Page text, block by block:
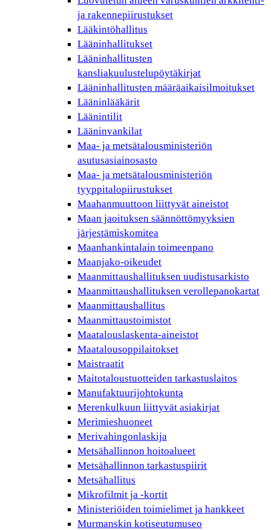
ja rakennepiirustukset
Lääkintöhallitus
Lääninhallitukset
Lääninhallitusten
kansliakuulustelupöytäkirjat
Lääninhallitusten määräaikaisilmoitukset
Lääninlääkärit
Läänintilit
Lääninvankilat
Maa- ja metsätalousministeriön
asutusasiainosasto
Maa- ja metsätalousministeriön
tyyppitalopiirustukset
Maahanmuuttoon liittyvät aineistot
Maan jaoituksen säännöttömyyksien
järjestämiskomitea
Maanhankintalain toimeenpano
Maanjako-oikeudet
Maanmittaushallituksen uudistusarkisto
Maanmittaushallituksen verollepanokartat
Maanmittaushallitus
Maanmittaustoimistot
Maatalouslaskenta-aineistot
Maatalousoppilaitokset
Maistraatit
Maitotaloustuotteiden tarkastuslaitos
Manufaktuurijohtokunta
Merenkulkuun liittyvät asiakirjat
Merimieshuoneet
Merivahingonlaskija
Metsähallinnon hoitoalueet
Metsähallinnon tarkastuspiirit
Metsähallitus
Mikrofilmit ja -kortit
Ministeriöiden toimielimet ja hankkeet
Murmanskin kotiseutumuseo